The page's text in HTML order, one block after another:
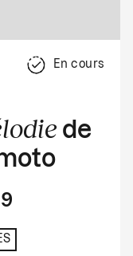
En cours
de